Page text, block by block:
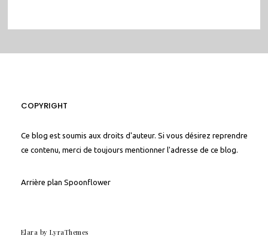
COPYRIGHT
Ce blog est soumis aux droits d'auteur. Si vous désirez reprendre
ce contenu, merci de toujours mentionner l'adresse de ce blog.
Arrière plan Spoonflower
Elara by LyraThemes